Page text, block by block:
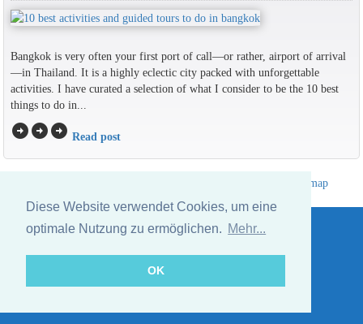
Diese Website verwendet Cookies, um eine
optimale Nutzung zu ermöglichen. Mehr...
OK
Bangkok is very often your first port of call—or rather, airport of arrival
—in Thailand. It is a highly eclectic city packed with unforgettable
activities. I have curated a selection of what I consider to be the 10 best
things to do in...
arrow_circle_rightarrow_circle_rightarrow_circle_right Read post
Sitemap
Website © Thailandee.com - 2026